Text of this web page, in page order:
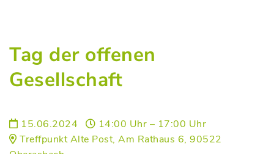
Tag der offenen
Gesellschaft
15.06.2024
14:00 Uhr – 17:00 Uhr
Treffpunkt Alte Post, Am Rathaus 6, 90522